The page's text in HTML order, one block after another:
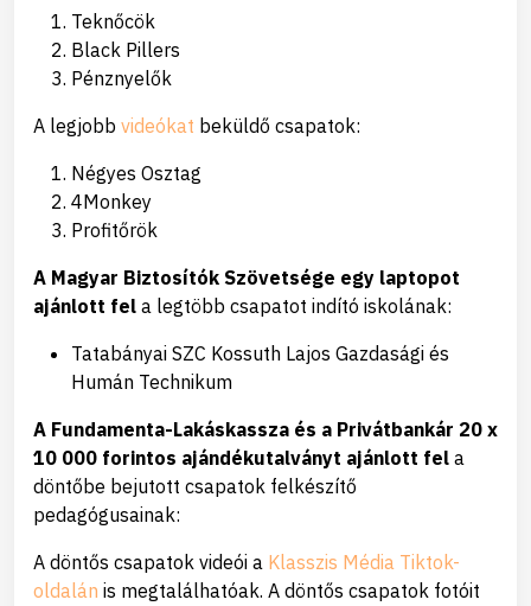
Teknőcök
Black Pillers
Pénznyelők
A legjobb videókat beküldő csapatok:
Négyes Osztag
4Monkey
Profitőrök
A Magyar Biztosítók Szövetsége egy laptopot
ajánlott fel a legtöbb csapatot indító iskolának:
Tatabányai SZC Kossuth Lajos Gazdasági és
Humán Technikum
A Fundamenta-Lakáskassza és a Privátbankár 20 x
10 000 forintos ajándékutalványt ajánlott fel a
döntőbe bejutott csapatok felkészítő
pedagógusainak:
A döntős csapatok videói a Klasszis Média Tiktok-
oldalán is megtalálhatóak. A döntős csapatok fotóit